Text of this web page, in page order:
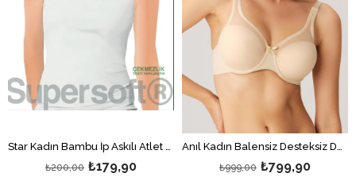
₺179,90
₺200,00 ₺799,90
₺999,00